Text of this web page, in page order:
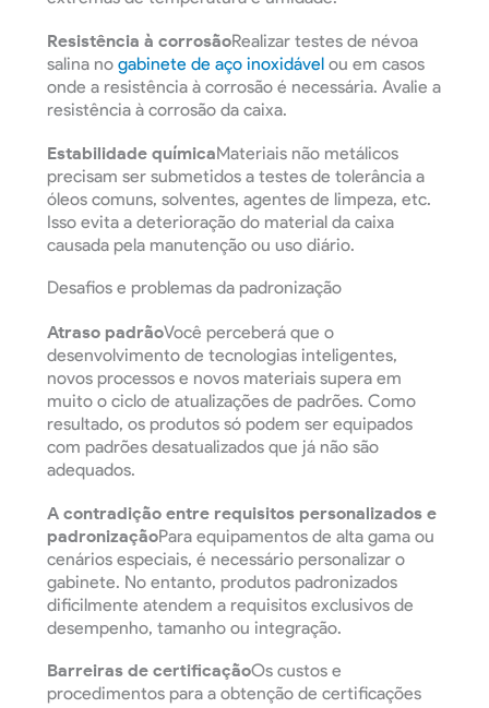
Resistência à corrosãoRealizar testes de névoa
salina nogabinete de aço inoxidável ou em casos
onde a resistência à corrosão é necessária. Avalie a
resistência à corrosão da caixa.
Estabilidade químicaMateriais não metálicos
precisam ser submetidos a testes de tolerância a
óleos comuns, solventes, agentes de limpeza, etc.
Isso evita a deterioração do material da caixa
causada pela manutenção ou uso diário.
Desafios e problemas da padronização
Atraso padrãoVocê perceberá que o
desenvolvimento de tecnologias inteligentes,
novos processos e novos materiais supera em
muito o ciclo de atualizações de padrões. Como
resultado, os produtos só podem ser equipados
com padrões desatualizados que já não são
adequados.
A contradição entre requisitos personalizados e
padronizaçãoPara equipamentos de alta gama ou
cenários especiais, é necessário personalizar o
gabinete. No entanto, produtos padronizados
dificilmente atendem a requisitos exclusivos de
desempenho, tamanho ou integração.
Barreiras de certificaçãoOs custos e
procedimentos para a obtenção de certificações